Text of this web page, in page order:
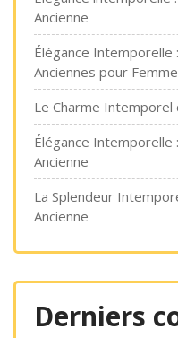
Ancienne
Élégance
Anciennes pour Femme
Le Charme Intemporel
Élégance
Ancienne
La Splendeur
Ancienne
Derniers